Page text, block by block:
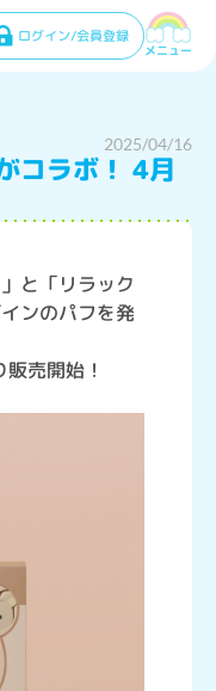
ログイン/会員登録
メニュー
2025/04/16
コラボ！ 4月
と「リラック
ンのパフを発
売開始！